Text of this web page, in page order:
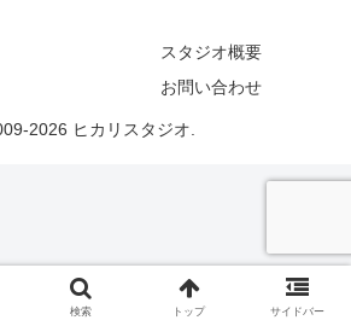
スタジオ概要
お問い合わせ
2026 ヒカリスタジオ.
検索 トップ サイドバー